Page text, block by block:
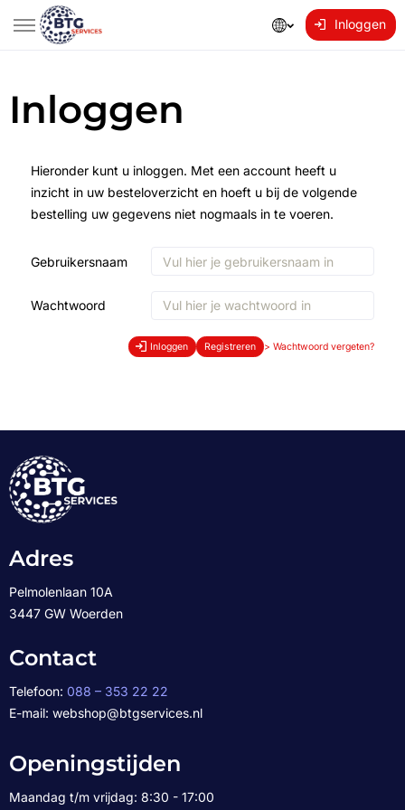
Inloggen
Inloggen
Hieronder kunt u inloggen. Met een account heeft u
inzicht in uw besteloverzicht en hoeft u bij de volgende
bestelling uw gegevens niet nogmaals in te voeren.
Gebruikersnaam
Wachtwoord
Inloggen Registreren > Wachtwoord vergeten?
Adres
Pelmolenlaan 10A
3447 GW Woerden
Contact
Telefoon: 088 – 353 22 22
E-mail: webshop@btgservices.nl
Openingstijden
Maandag t/m vrijdag: 8:30 - 17:00